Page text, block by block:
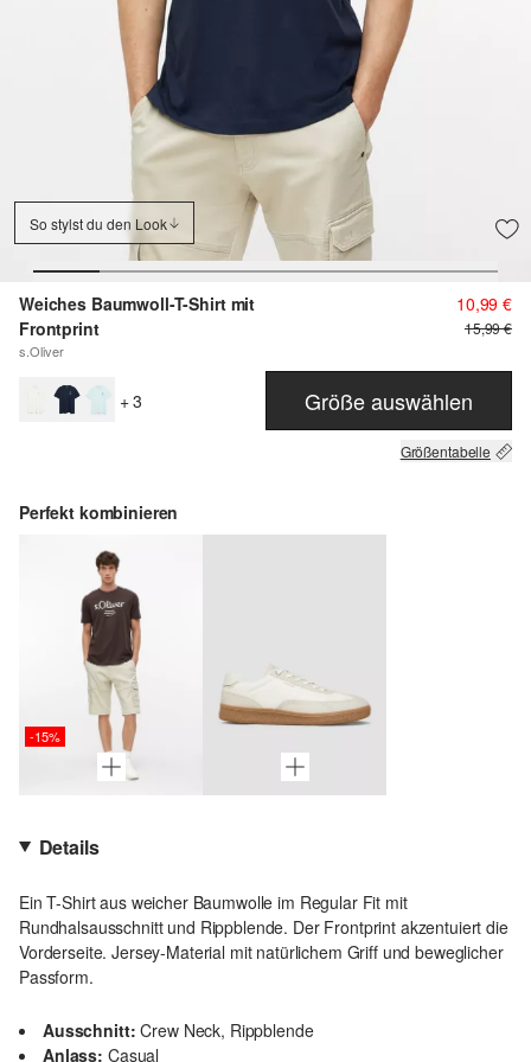
So stylst du den Look
Weiches Baumwoll-T-Shirt mit
Frontprint
s.Oliver
10,99 €
15,99 €
+ 3 Größe auswählen
Größentabelle
Perfekt kombinieren
-15%
Details
Ein T-Shirt aus weicher Baumwolle im Regular Fit mit
Rundhalsausschnitt und Rippblende. Der Frontprint akzentuiert die
Vorderseite. Jersey-Material mit natürlichem Griff und beweglicher
Passform.
Ausschnitt: Crew Neck, Rippblende
Anlass: Casual